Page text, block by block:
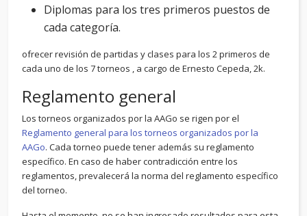
Diplomas para los tres primeros puestos de
cada categoría.
ofrecer revisión de partidas y clases para los 2 primeros de
cada uno de los 7 torneos , a cargo de Ernesto Cepeda, 2k.
Reglamento general
Los torneos organizados por la AAGo se rigen por el
Reglamento general para los torneos organizados por la
AAGo. Cada torneo puede tener además su reglamento
específico. En caso de haber contradicción entre los
reglamentos, prevalecerá la norma del reglamento específico
del torneo.